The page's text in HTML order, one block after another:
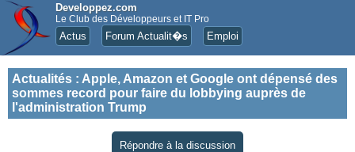
Developpez.com
Le Club des Développeurs et IT Pro
Actus Forum Actualit�s Emploi
Actualités : Apple, Amazon et Google ont dépensé des
sommes record pour faire du lobbying auprès de
l'administration Trump
Répondre à la discussion